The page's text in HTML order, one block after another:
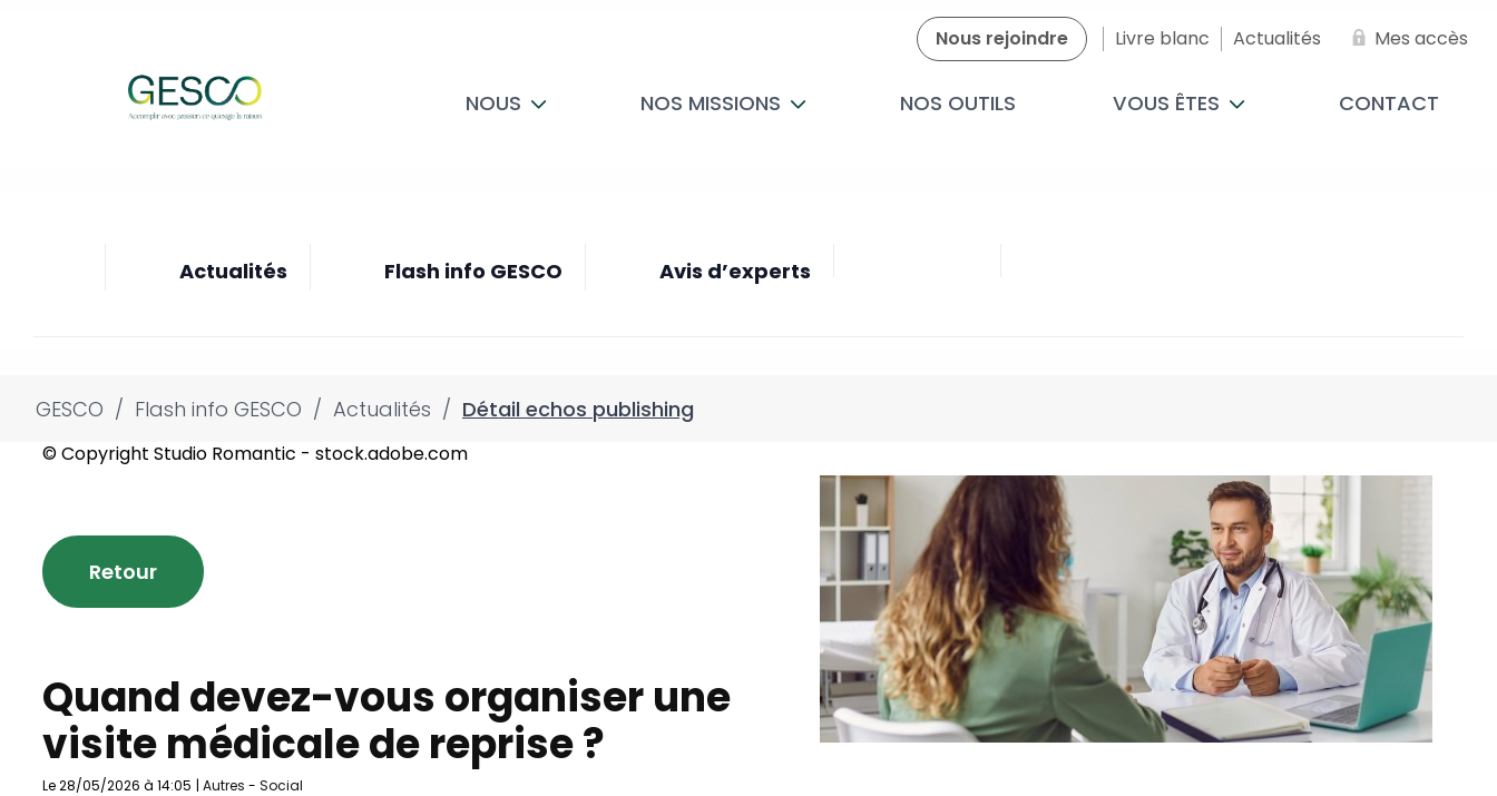
Nous rejoindre Livre blanc Actualités Mes accès
NOUS NOS MISSIONS NOS OUTILS VOUS ÊTES CONTACT
Actualités Flash info GESCO Avis d’experts
GESCO / Flash info GESCO / Actualités / Détail echos publishing
© Copyright Studio Romantic - stock.adobe.com
Retour
Quand devez-vous organiser une
visite médicale de reprise ?
Le 28/05/2026 à 14:05 | Autres - Social